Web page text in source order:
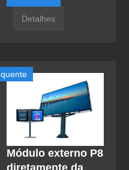
Detalhes
quente
Módulo externo P8